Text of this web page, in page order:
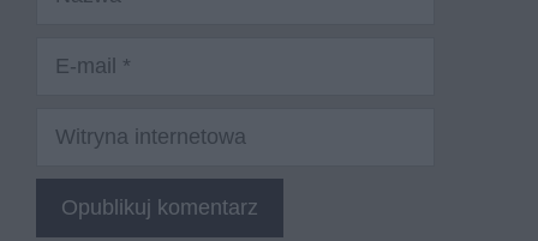
Witryna
internetowa